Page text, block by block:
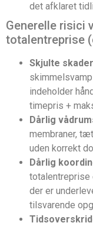
det afklaret
Generelle risici
totalentreprise
Skjulte
indeholder
timepris +
Dårlig
membraner,
uden korrekt
Dårlig
totalentreprise
der er
tilsvarende